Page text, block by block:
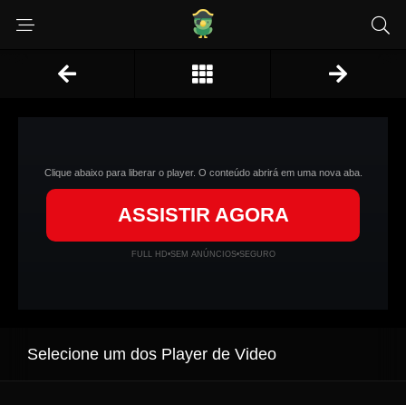
Clique abaixo para liberar o player. O conteúdo abrirá em uma nova aba.
ASSISTIR AGORA
FULL HD•SEM ANÚNCIOS•SEGURO
Selecione um dos Player de Video